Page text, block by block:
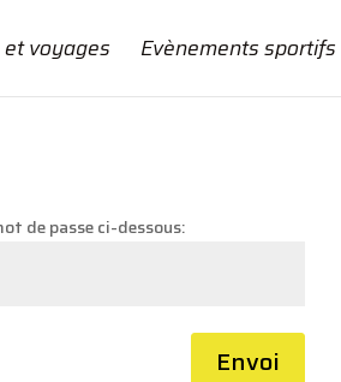
voyages Evènements sportifs
de passe ci-dessous:
Envoi